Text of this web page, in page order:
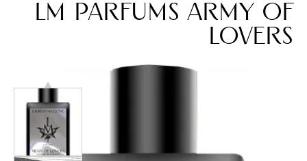
lm parfums army of
lovers